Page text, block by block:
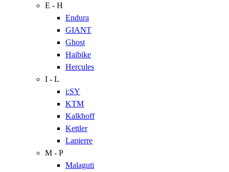
E - H
Endura
GIANT
Ghost
Haibike
Hercules
I - L
i:SY
KTM
Kalkhoff
Kettler
Lapierre
M - P
Malaguti